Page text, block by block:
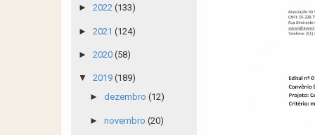
► 2022 (133)
► 2021 (124)
► 2020 (58)
▼ 2019 (189)
► dezembro (12)
► novembro (20)